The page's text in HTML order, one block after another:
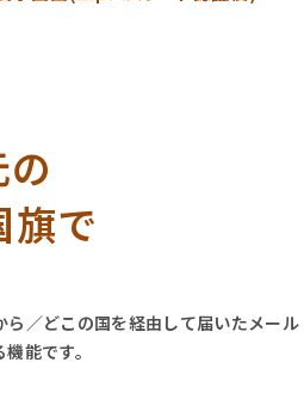
旗で
ら／どこの国を経由して届いたメール
能です。